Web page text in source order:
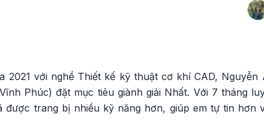
2021 với nghề Thiết kế kỹ thuật cơ khí CAD, Nguyễn
Phúc) đặt mục tiêu giành giải Nhất. Với 7 tháng
được trang bị nhiều kỹ năng hơn, giúp em tự tin hơn